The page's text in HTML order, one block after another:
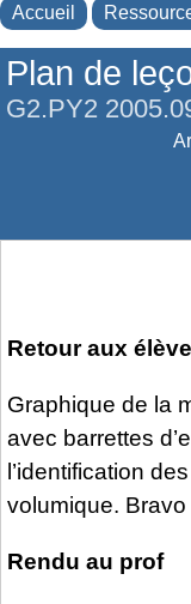
Accueil
Plan de
G2.PY2
Retour aux
Graphique de la
avec barrettes
l’identification
volumique.
Rendu au prof